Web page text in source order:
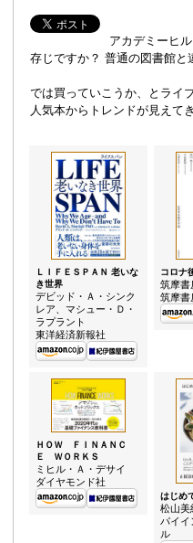
アカデミーヒ
存じですか？ 普通の図書館と
では買っていこうか、とライ
人気本からトレンドが見えて
ＬＩＦＥＳＰＡＮ 老いな
き世界
デビッド・Ａ・シンク
レア、マシュー・Ｄ・
ラプラント
東洋経済新報社
コロナ
筑摩書
筑摩書
ＨＯＷ ＦＩＮＡＮＣ
Ｅ ＷＯＲＫＳ
ミヒル・Ａ・デサイ
ダイヤモンド社
はじめ
松山美
パイイ
ル